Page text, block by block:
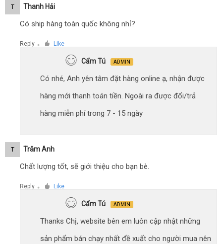
T Thanh Hải
Có ship hàng toàn quốc không nhỉ?
Reply ● Like
Cẩm Tú ADMIN
Có nhé, Anh yên tâm đặt hàng online ạ, nhận được
hàng mới thanh toán tiền. Ngoài ra được đổi/trả
hàng miễn phí trong 7 - 15 ngày
T Trâm Anh
Chất lượng tốt, sẽ giới thiệu cho bạn bè.
Reply ● Like
Cẩm Tú ADMIN
Thanks Chị, website bên em luôn cập nhật những
sản phẩm bán chạy nhất đề xuất cho người mua nên